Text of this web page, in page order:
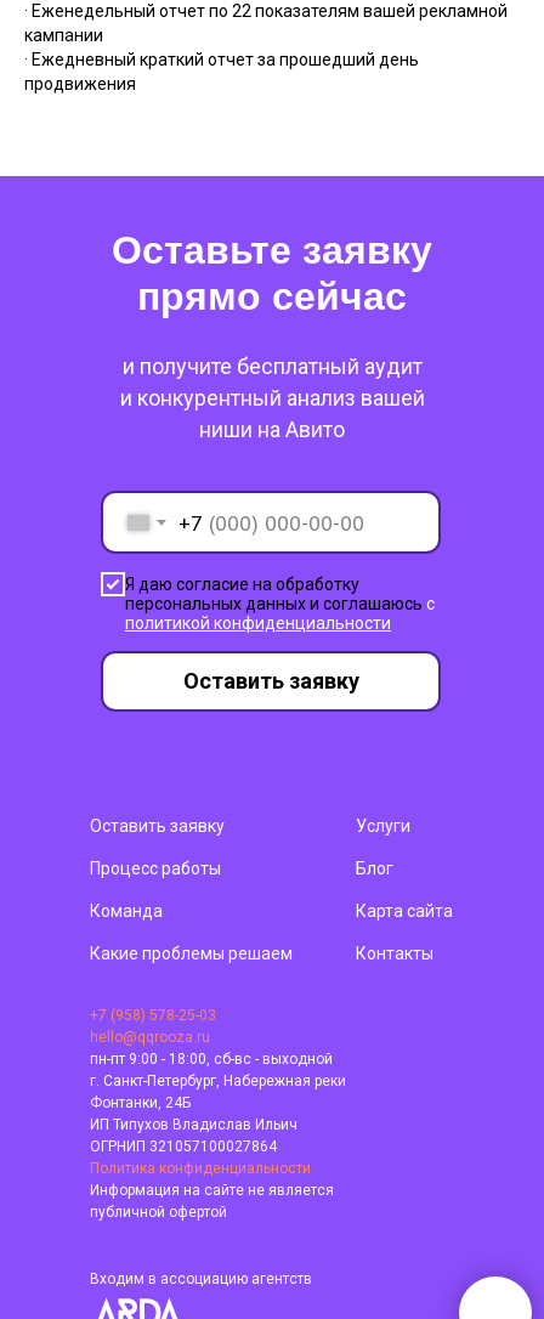
· Еженедельный отчет по 22 показателям вашей рекламной
кампании
· Ежедневный краткий отчет за прошедший день
продвижения
Оставьте заявку
прямо сейчас
и получите бесплатный аудит
и конкурентный анализ вашей
ниши на Авито
+7
Я даю согласие на обработку
персональных данных и соглашаюсь c
политикой конфиденциальности
Оставить заявку
Оставить заявку
Процесс работы
Команда
Какие проблемы решаем
Услуги
Блог
Карта сайта
Контакты
Входим в ассоциацию агентств
+7 (958) 578-25-03
hello@qqrooza.ru
пн-пт 9:00 - 18:00, сб-вс - выходной
г. Санкт-Петербург, Набережная реки
Фонтанки, 24Б
ИП Типухов Владислав Ильич
ОГРНИП 321057100027864
Политика конфиденциальности
Информация на сайте не является
публичной офертой